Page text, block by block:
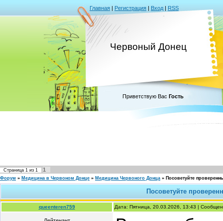
Главная | Регистрация | Вход | RSS
Червоный Донец
Приветствую Вас Гость
Страница 1 из 1 1
Форум » Медицина в Червоном Донце » Медицина Червоного Донца » Посоветуйте
Посоветуйте
queenteren759 Дата: Пятница, 20.03.2026, 13:43 |